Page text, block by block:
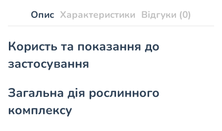
Опис Характеристики Відгуки (0)
Користь та показання до
застосування
Загальна дія рослинного
комплексу